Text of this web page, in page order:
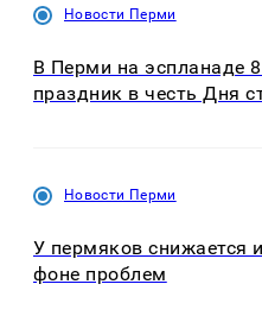
Новости Перми
В Перми на эспланаде
праздник в честь Дня
Новости Перми
У пермяков снижается
фоне проблем